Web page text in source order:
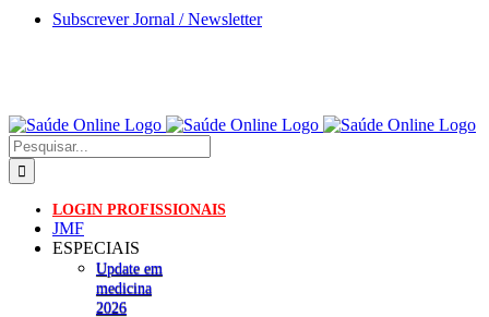
Skip
Subscrever Jornal / Newsletter
Pesquisar
LOGIN PROFISSIONAIS
JMF
ESPECIAIS
Update em
medicina
2026